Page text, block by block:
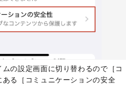
の設定画面に切り替わるので［コ
ある［コミュニケーションの安全